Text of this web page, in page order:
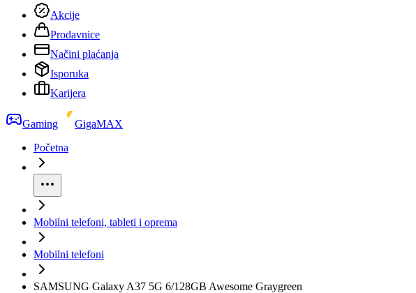
Akcije
Prodavnice
Načini plaćanja
Isporuka
Karijera
Gaming
GigaMAX
Početna
Mobilni telefoni, tableti i oprema
Mobilni telefoni
SAMSUNG Galaxy A37 5G 6/128GB Awesome Graygreen